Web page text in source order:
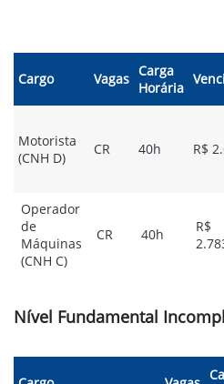
Cargo Vagas Carga
Horária
Motorista
(CNH D)
CR 40h R$
Operador
de
Máquinas
(CNH C)
CR 40h
R$
Nível Fundamental